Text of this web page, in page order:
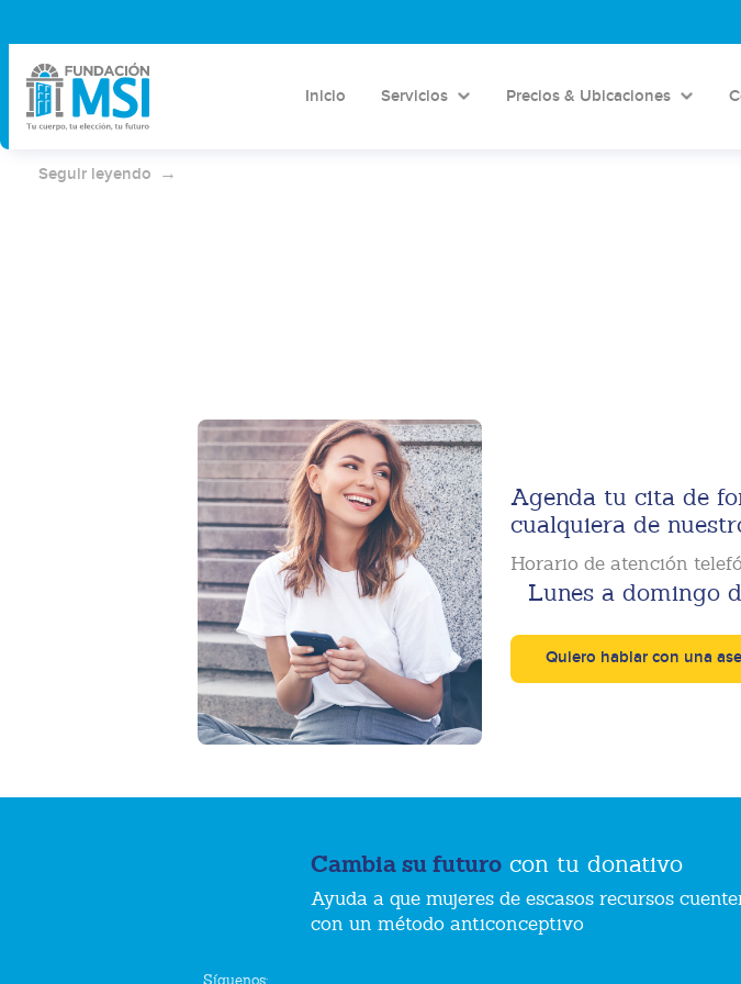
Inicio Servicios Precios & Ubicaciones
7 ventajas de abortar con pastillas
Abortar con pastillas en tu casa o en la clínica de
Marie Stopes es muy seguro.
Seguir leyendo
Agenda tu cita de
cualquiera de
Horario de atención
Lunes a domingo
Quiero hablar con una
Cambia su futuro con tu donativo
Ayuda a que mujeres de escasos recursos
con un método anticonceptivo